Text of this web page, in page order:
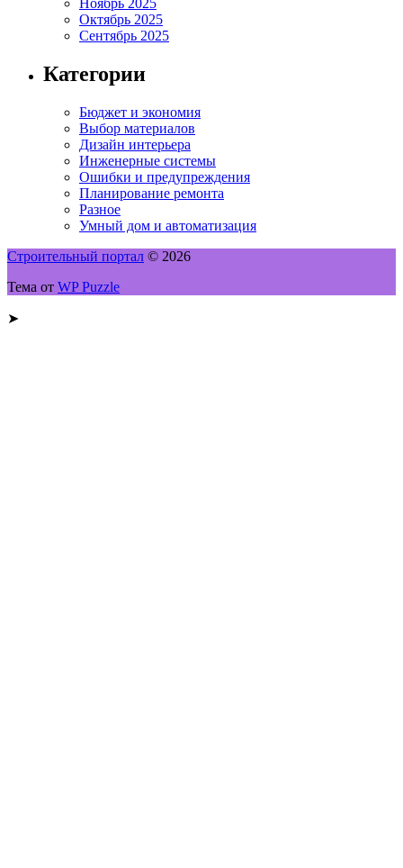
Октябрь 2025
Сентябрь 2025
Категории
Бюджет и экономия
Выбор материалов
Дизайн интерьера
Инженерные системы
Ошибки и предупреждения
Планирование ремонта
Разное
Умный дом и автоматизация
Строительный портал © 2026
Тема от WP Puzzle
➤